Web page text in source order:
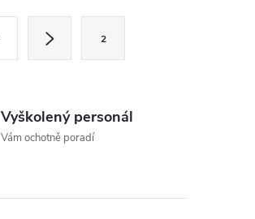
2
Vyškolený personál
Vám ochotně poradí